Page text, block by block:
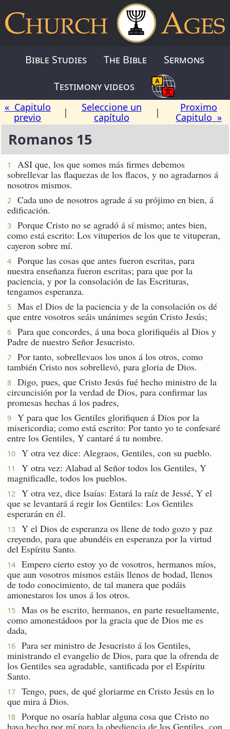
Bible Studies The Bible
Sermons
Testimony videos
« Capitulo
previo
|
Seleccione un
capítulo
|
Proximo
Capitulo »
Romanos 15
1
ASI que, los que somos más firmes debemos
sobrellevar las flaquezas de los flacos, y no agradarnos á
nosotros mismos.
2
Cada uno de nosotros agrade á su prójimo en bien, á
edificación.
3
Porque Cristo no se agradó á sí mismo; antes bien,
como está escrito: Los vituperios de los que te vituperan,
cayeron sobre mí.
4
Porque las cosas que antes fueron escritas, para
nuestra enseñanza fueron escritas; para que por la
paciencia, y por la consolación de las Escrituras,
tengamos esperanza.
5
Mas el Dios de la paciencia y de la consolación os dé
que entre vosotros seáis unánimes según Cristo Jesús;
6
Para que concordes, á una boca glorifiquéis al Dios y
Padre de nuestro Señor Jesucristo.
7
Por tanto, sobrellevaos los unos á los otros, como
también Cristo nos sobrellevó, para gloria de Dios.
8
Digo, pues, que Cristo Jesús fué hecho ministro de la
circuncisión por la verdad de Dios, para confirmar las
promesas hechas á los padres,
9
Y para que los Gentiles glorifiquen á Dios por la
misericordia; como está escrito: Por tanto yo te confesaré
entre los Gentiles, Y cantaré á tu nombre.
10 Y otra vez dice: Alegraos, Gentiles, con su pueblo.
11
Y otra vez: Alabad al Señor todos los Gentiles, Y
magnificadle, todos los pueblos.
12
Y otra vez, dice Isaías: Estará la raíz de Jessé, Y el
que se levantará á regir los Gentiles: Los Gentiles
esperarán en él.
13
Y el Dios de esperanza os llene de todo gozo y paz
creyendo, para que abundéis en esperanza por la virtud
del Espíritu Santo.
14
Empero cierto estoy yo de vosotros, hermanos míos,
que aun vosotros mismos estáis llenos de bodad, llenos
de todo conocimiento, de tal manera que podáis
amonestaros los unos á los otros.
15
Mas os he escrito, hermanos, en parte resueltamente,
como amonestádoos por la gracia que de Dios me es
dada,
16
Para ser ministro de Jesucristo á los Gentiles,
ministrando el evangelio de Dios, para que la ofrenda de
los Gentiles sea agradable, santificada por el Espíritu
Santo.
17
Tengo, pues, de qué gloriarme en Cristo Jesús en lo
que mira á Dios.
18
Porque no osaría hablar alguna cosa que Cristo no
haya hecho por mí para la obediencia de los Gentiles, con